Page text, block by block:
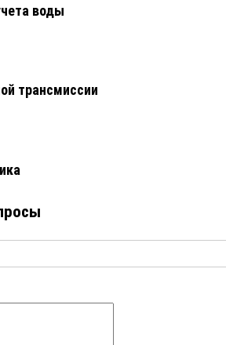
воды
трансмиссии